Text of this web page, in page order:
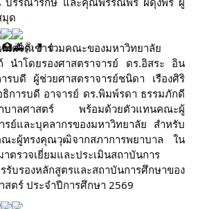
มุด
มดได้เข้าร่วมคณะของมหาวิทยาลัย
นำโดยรองศาสตราจารย์ ดร.อิสระ อิน
รบดี ผู้ช่วยศาสตราจารย์ชนิดา เรืองศิริ
การบดี อาจารย์ ดร.พิมพ์รดา ธรรมภักดี
บาลศาสตร์ พร้อมด้วยตัวแทนคณะผู้
ย์และบุคลากรของมหาวิทยาลัย สำหรับ
ณะผู้ทรงคุณวุฒิจากสภาการพยาบาล ใน
าตรวจเยี่ยมและประเมินสถาบันการ
บรองหลักสูตรและสถาบันการศึกษาของ
ตร์ ประจำปีการศึกษา 2569